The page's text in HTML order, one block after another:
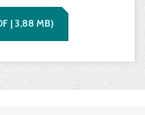
| 3,88 MB)